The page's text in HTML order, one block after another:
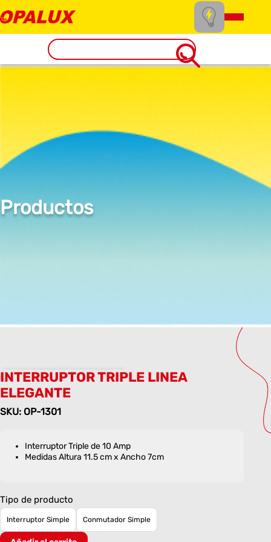
Productos
INTERRUPTOR TRIPLE LINEA
ELEGANTE
SKU: OP-1301
Interruptor Triple de 10 Amp
Medidas Altura 11.5 cm x Ancho 7cm
Tipo de producto
Interruptor Simple Conmutador Simple
INTERRUPTOR